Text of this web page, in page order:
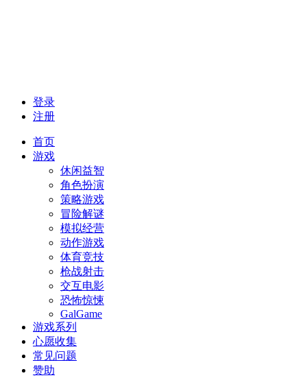
登录
注册
首页
游戏
休闲益智
角色扮演
策略游戏
冒险解谜
模拟经营
动作游戏
体育竞技
枪战射击
交互电影
恐怖惊悚
GalGame
游戏系列
心愿收集
常见问题
赞助